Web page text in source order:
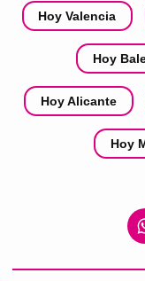
Hoy Valencia
Hoy
Hoy Alicante
Hoy